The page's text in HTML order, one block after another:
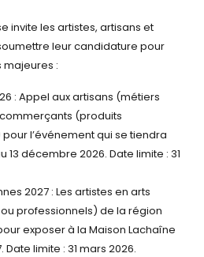
invite les artistes, artisans et
leur candidature pour
majeures :
: Appel aux artisans (métiers
(produits
l’événement qui se tiendra
13 décembre 2026. Date limite : 31
2027 : Les artistes en arts
professionnels) de la région
exposer à la Maison Lachaîne
limite : 31 mars 2026.